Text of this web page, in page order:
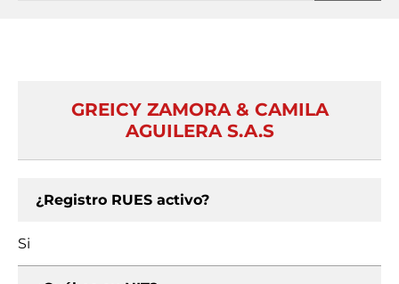
GREICY ZAMORA & CAMILA
AGUILERA S.A.S
¿Registro RUES activo?
Si